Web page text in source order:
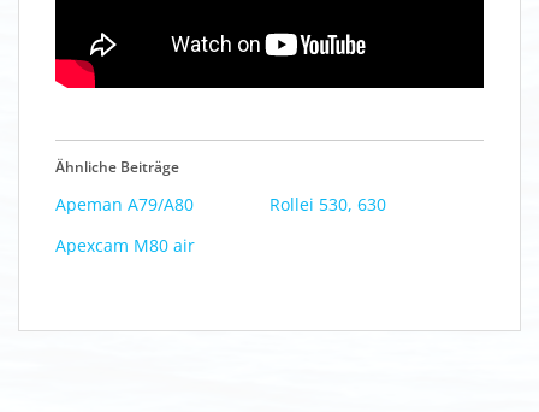
Ähnliche Beiträge
Apeman A79/A80
Rollei 530, 630
Apexcam M80 air